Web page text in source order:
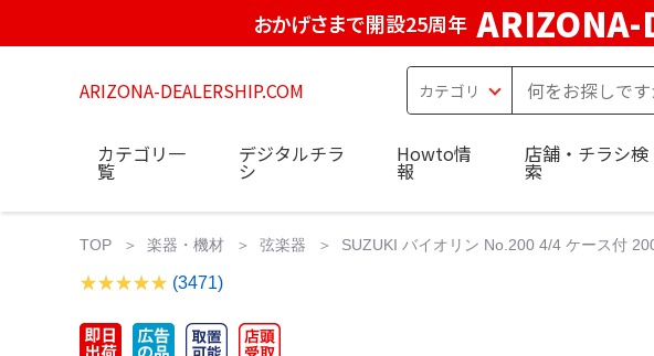
おかげさまで開設25周年 ARIZONA-
ARIZONA-DEALERSHIP.COM
カテゴリ一
覧
デジタルチラ
シ
Howto情
報
店舗・チラシ検
索
TOP 楽器・機材 弦楽器 SUZUKI バイオリン No.200 4/4 ケース付
(3471)